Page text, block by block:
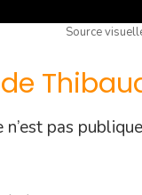
Source
pas